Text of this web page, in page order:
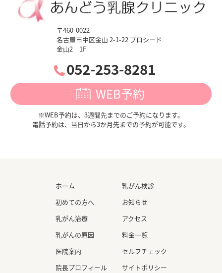
〒460-0022
名古屋市中区金山 2-1-22 プロシード
金山2 1F
052-253-8281
WEB予約
※WEB予約は、3週間先までのご予約になります。
電話予約は、当日から3か月先までの予約が可能です。
ホーム
初めての方へ
乳がん治療
乳がんの原因
医院案内
院長プロフィール
乳がん検診
お知らせ
アクセス
料金一覧
セルフチェック
サイトポリシー